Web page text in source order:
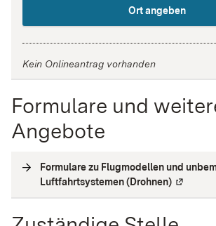
Ort angeben
Kein Onlineantrag vorhanden
Formulare und
Angebote
Formulare zu Flugmodellen und
Luftfahrtsystemen (Drohnen) Externe